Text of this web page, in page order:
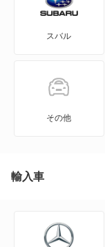
GRヤリス
MR2
RAV4 PHV
スバル
その他
輸入車